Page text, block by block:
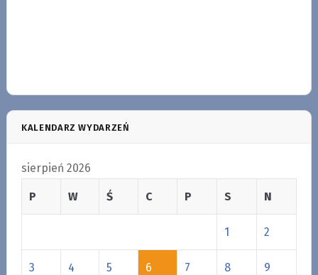
KALENDARZ WYDARZEŃ
sierpień 2026
P W Ś C P S N
1 2
3 4 5 6 7 8 9